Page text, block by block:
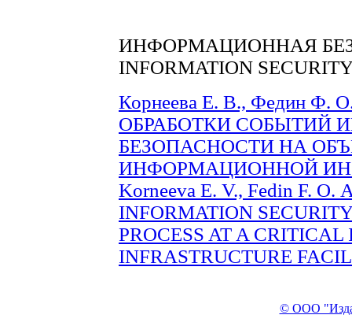
ИНФОРМАЦИОННАЯ
INFORMATION
Корнеева Е. В., Федин
ОБРАБОТКИ СОБЫТИЙ
БЕЗОПАСНОСТИ НА
ИНФОРМАЦИОННОЙ
Korneeva E. V., Fedin F. О.
INFORMATION
PROCESS AT A
INFRASTRUCTURE
© ООО